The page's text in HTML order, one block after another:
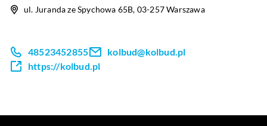
ul. Juranda ze Spychowa 65B, 03-257 Warszawa
48523452855
kolbud@kolbud.pl
https://kolbud.pl